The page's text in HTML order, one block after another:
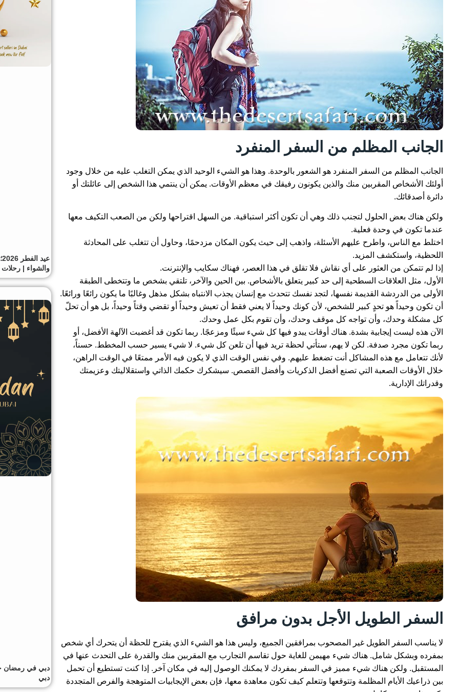
الجانب المظلم من السفر المنفرد
الجانب المظلم من السفر المنفرد هو الشعور بالوحدة. وهذا هو الشيء الوحيد الذي يمكن التغلب عليه من خلال وجود
أولئك الأشخاص المقربين منك والذين يكونون رفيقك في معظم الأوقات. يمكن أن ينتمي هذا الشخص إلى عائلتك أو
دائرة أصدقائك.
ولكن هناك بعض الحلول لتجنب ذلك وهي أن تكون أكثر استباقية. من السهل اقتراحها ولكن من الصعب التكيف معها
عندما تكون في وحدة فعلية.
اختلط مع الناس، واطرح عليهم الأسئلة، واذهب إلى حيث يكون المكان مزدحمًا، وحاول أن تتغلب على المحادثة
اللحظية، واستكشف المزيد.
إذا لم تتمكن من العثور على أي نقاش فلا تقلق في هذا العصر، فهناك سكايب والإنترنت.
الأول، مثل العلاقات السطحية إلى حد كبير يتعلق بالأشخاص. بين الحين والآخر، تلتقي بشخص ما وتتخطى الطبقة
الأولى من الدردشة القديمة نفسها، لتجد نفسك تتحدث مع إنسان يجذب الانتباه بشكل مذهل وغالبًا ما يكون رائعًا ورائعًا.
أن تكون وحيداً هو تحدٍ كبير للشخص، لأن كونك وحيداً لا يعني فقط أن تعيش وحيداً أو تقضي وقتاً وحيداً، بل هو أن تحلّ
كل مشكلة وحدك، وأن تواجه كل موقف وحدك، وأن تقوم بكل عمل وحدك.
الآن هذه ليست إيجابية بشدة. هناك أوقات يبدو فيها كل شيء سيئًا ومزعجًا. ربما تكون قد أغضبت الآلهة الأفضل، أو
ربما تكون مجرد صدفة. لكن لا يهم، ستأتي لحظة تريد فيها أن تلعن كل شيء. لا شيء يسير حسب المخطط. حسناً،
لأنك تتعامل مع هذه المشاكل أنت تضغط عليهم. وفي نفس الوقت الذي لا يكون فيه الأمر ممتعًا في الوقت الراهن،
خلال الأوقات الصعبة التي تصنع أفضل الذكريات وأفضل القصص. سيشكرك حكمك الذاتي واستقلاليتك وعزيمتك
وقدراتك الإدارية.
السفر الطويل الأجل بدون مرافق
لا يناسب السفر الطويل غير المصحوب بمرافقين الجميع، وليس هذا هو الشيء الذي يقترح للحظة أن يتحرك أي شخص
بمفرده وبشكل شامل. هناك شيء مهيمن للغاية حول تقاسم التجارب مع المقربين منك والقدرة على التحدث عنها في
المستقبل. ولكن هناك شيء مميز في السفر بمفردك لا يمكنك الوصول إليه في مكان آخر. إذا كنت تستطيع أن تحمل
بين ذراعيك الأيام المظلمة وتتوقعها وتتعلم كيف تكون معاهدة معها، فإن بعض الإيجابيات المتوهجة والفرص المتجددة
والشواء |
دبي في رمضان
دبي